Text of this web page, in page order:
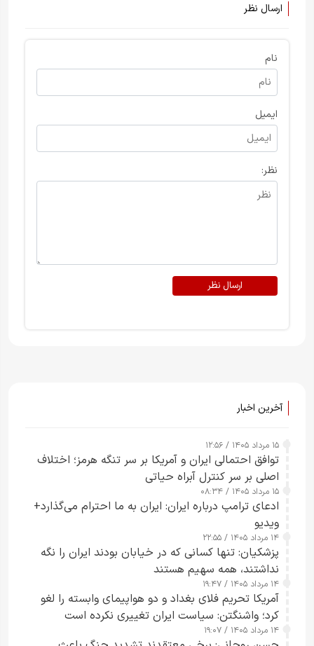
ارسال نظر
نام
ایمیل
نظر:
ارسال نظر
آخرین اخبار
۱۵ مرداد ۱۴۰۵ / ۱۲:۵۶
توافق احتمالی ایران و آمریکا بر سر تنگه هرمز؛ اختلاف
اصلی بر سر کنترل آبراه حیاتی
۱۵ مرداد ۱۴۰۵ / ۰۸:۳۴
ادعای ترامپ درباره ایران: ایران به ما احترام می‌گذارد+
ویدیو
۱۴ مرداد ۱۴۰۵ / ۲۲:۵۵
پزشکیان: تنها کسانی که در خیابان بودند ایران را نگه
نداشتند، همه سهیم هستند
۱۴ مرداد ۱۴۰۵ / ۱۹:۴۷
آمریکا تحریم فلای بغداد و دو هواپیمای وابسته را لغو
کرد؛ واشنگتن: سیاست ایران تغییری نکرده است
۱۴ مرداد ۱۴۰۵ / ۱۹:۰۷